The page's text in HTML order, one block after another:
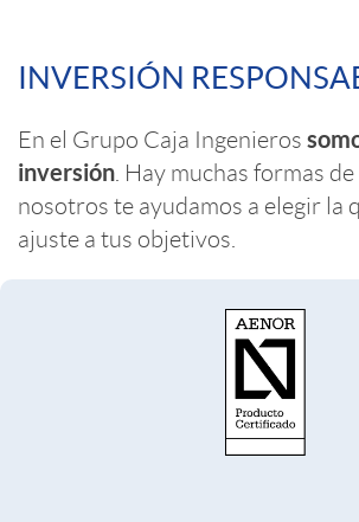
s
i
b
i
o
n
t
INVERSIÓN
En el Grupo Caja Ingenieros
inversión . Hay muchas formas
nosotros te ayudamos a elegir la
ajuste a tus objetivos.